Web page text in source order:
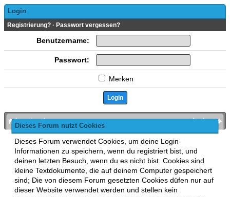
Dieses Forum nutzt Cookies
Dieses Forum verwendet Cookies, um deine Login-
Informationen zu speichern, wenn du registriert bist, und
deinen letzten Besuch, wenn du es nicht bist. Cookies sind
kleine Textdokumente, die auf deinem Computer gespeichert
sind; Die von diesem Forum gesetzten Cookies düfen nur auf
dieser Website verwendet werden und stellen kein
Login
Registrierung? · Passwort vergessen?
Benutzername:
Passwort:
Merken
nach oben
bronies.de
MyBB , mobile Fassung: MyBB GoMobile
Zur Desktop-Version wechseln
This forum usesLukasz TkaczMyBB addons.